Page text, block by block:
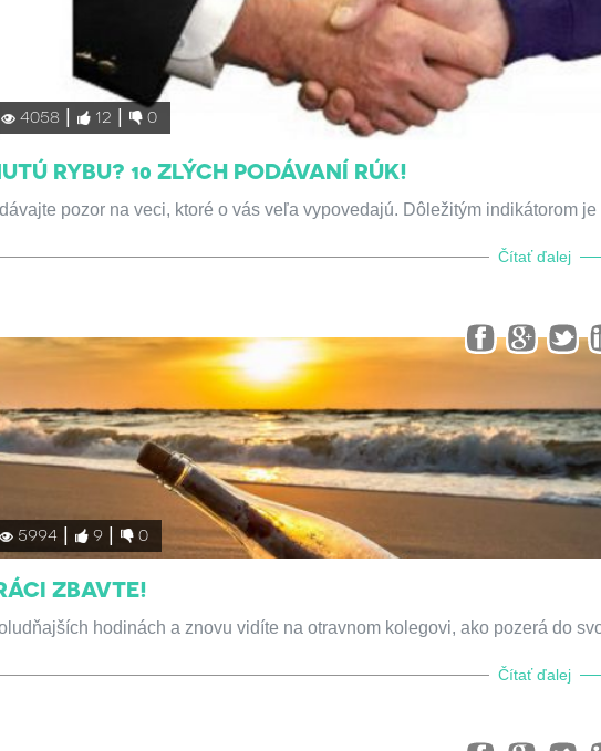
4058 12 0
RYBU? 10 ZLÝCH PODÁVANÍ RÚK!
pozor na veci, ktoré o vás veľa vypovedajú. Dôležitým indikátorom je
Čítať ďalej
5994 9 0
ZBAVTE!
hodinách a znovu vidíte na otravnom kolegovi, ako pozerá do
Čítať ďalej